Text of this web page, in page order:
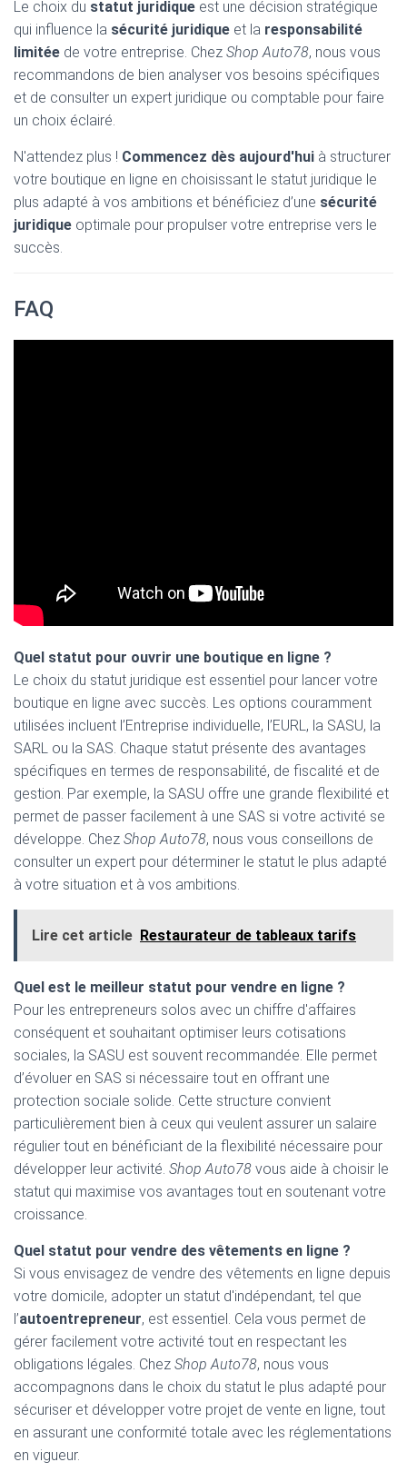
Le choix du statut juridique est une décision stratégique
qui influence la sécurité juridique et la responsabilité
limitée de votre entreprise. Chez Shop Auto78, nous vous
recommandons de bien analyser vos besoins spécifiques
et de consulter un expert juridique ou comptable pour faire
un choix éclairé.
N'attendez plus ! Commencez dès aujourd'hui à structurer
votre boutique en ligne en choisissant le statut juridique le
plus adapté à vos ambitions et bénéficiez d’une sécurité
juridique optimale pour propulser votre entreprise vers le
succès.
FAQ
Quel statut pour ouvrir une boutique en ligne ?
Le choix du statut juridique est essentiel pour lancer votre
boutique en ligne avec succès. Les options couramment
utilisées incluent l’Entreprise individuelle, l’EURL, la SASU, la
SARL ou la SAS. Chaque statut présente des avantages
spécifiques en termes de responsabilité, de fiscalité et de
gestion. Par exemple, la SASU offre une grande flexibilité et
permet de passer facilement à une SAS si votre activité se
développe. Chez Shop Auto78, nous vous conseillons de
consulter un expert pour déterminer le statut le plus adapté
à votre situation et à vos ambitions.
Lire cet article Restaurateur de tableaux tarifs
Quel est le meilleur statut pour vendre en ligne ?
Pour les entrepreneurs solos avec un chiffre d'affaires
conséquent et souhaitant optimiser leurs cotisations
sociales, la SASU est souvent recommandée. Elle permet
d’évoluer en SAS si nécessaire tout en offrant une
protection sociale solide. Cette structure convient
particulièrement bien à ceux qui veulent assurer un salaire
régulier tout en bénéficiant de la flexibilité nécessaire pour
développer leur activité. Shop Auto78 vous aide à choisir le
statut qui maximise vos avantages tout en soutenant votre
croissance.
Quel statut pour vendre des vêtements en ligne ?
Si vous envisagez de vendre des vêtements en ligne depuis
votre domicile, adopter un statut d'indépendant, tel que
l’autoentrepreneur, est essentiel. Cela vous permet de
gérer facilement votre activité tout en respectant les
obligations légales. Chez Shop Auto78, nous vous
accompagnons dans le choix du statut le plus adapté pour
sécuriser et développer votre projet de vente en ligne, tout
en assurant une conformité totale avec les réglementations
en vigueur.